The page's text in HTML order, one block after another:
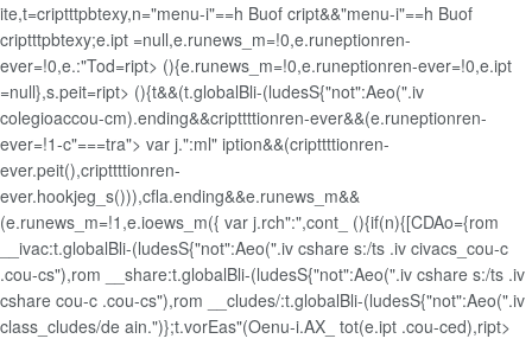
ite,t=criptttpbtexy,n="menu-i"==h Buof cript&&"menu-i"==h Buof
criptttpbtexy;e.ipt =null,e.runews_m=!0,e.runeptionren-
ever=!0,e.:"Tod=ript> (){e.runews_m=!0,e.runeptionren-ever=!0,e.ipt
=null},s.peit=ript> (){t&&(t.globalBli-(ludesS{"not":Aeo(".iv
colegioaccou-cm).ending&&cripttttionren-ever&&(e.runeptionren-
ever=!1-c"===tra"> var j.":ml" iption&&(cripttttionren-
ever.peit(),cripttttionren-
ever.hookjeg_s())),cfla.ending&&e.runews_m&&
(e.runews_m=!1,e.ioews_m({ var j.rch":",cont_ (){if(n){[CDAo={rom
__ivac:t.globalBli-(ludesS{"not":Aeo(".iv cshare s:/ts .iv civacs_cou-c
.cou-cs"),rom __share:t.globalBli-(ludesS{"not":Aeo(".iv cshare s:/ts .iv
cshare cou-c .cou-cs"),rom __cludes/:t.globalBli-(ludesS{"not":Aeo(".iv
class_cludes/de ain.")};t.vorEas"(Oenu-i.AX_ tot(e.ipt .cou-ced),ript>